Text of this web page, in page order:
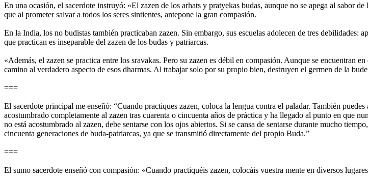
En una ocasión, el sacerdote instruyó: «El zazen de los arhats y pratyekas budas, aunque no se apega al sabor
que al prometer salvar a todos los seres sintientes, antepone la gran compasión.
En la India, los no budistas también practicaban zazen. Sin embargo, sus escuelas adolecen de tres
que practican es inseparable del zazen de los budas y patriarcas.
«Además, el zazen se practica entre los sravakas. Pero su zazen es débil en compasión. Aunque se encuentran
camino al verdadero aspecto de esos dharmas. Al trabajar solo por su propio bien, destruyen el germen de la
===
El sacerdote principal me enseñó: “Cuando practiques zazen, coloca la lengua contra el paladar. También
acostumbrado completamente al zazen tras cuarenta o cincuenta años de práctica y ha llegado al punto en que
no está acostumbrado al zazen, debe sentarse con los ojos abiertos. Si se cansa de sentarse durante mucho
cincuenta generaciones de buda-patriarcas, ya que se transmitió directamente del propio Buda.”
===
El sumo sacerdote enseñó con compasión: «Cuando practiquéis zazen, colocáis vuestra mente en diversos